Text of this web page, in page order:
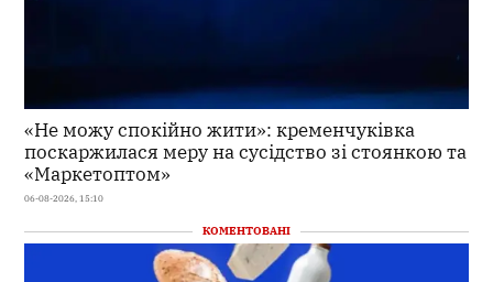
«Не можу спокійно жити»: кременчуківка
поскаржилася меру на сусідство зі стоянкою та
«Маркетоптом»
06-08-2026, 15:10
КОМЕНТОВАНІ